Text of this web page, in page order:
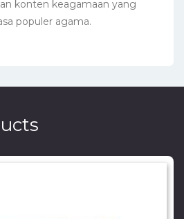
konten keagamaan yang
populer agama.